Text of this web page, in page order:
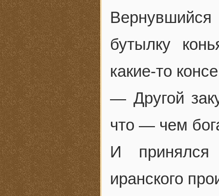
бутылку
какие-то
— Другой
что — чем
И принялся
иранского